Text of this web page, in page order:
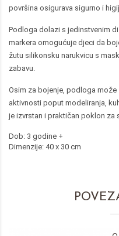
površina osigurava sigurno i
Podloga dolazi s jedinstvenim
markera omogućuje djeci da
žutu silikonsku narukvicu s
zabavu.
Osim za bojenje, podloga
aktivnosti poput modeliranja,
je izvrstan i praktičan poklon za
Dob: 3 godine +
Dimenzije: 40 x 30 cm